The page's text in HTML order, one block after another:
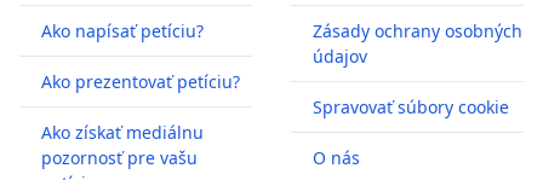
Ako napísať petíciu?
Ako prezentovať petíciu?
Ako získať mediálnu
pozornosť pre vašu
Zásady ochrany osobných
údajov
Spravovať súbory cookie
O nás